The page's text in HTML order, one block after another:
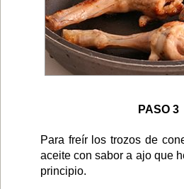
PASO 3
Para freír los trozos de
aceite con sabor a ajo que
principio.